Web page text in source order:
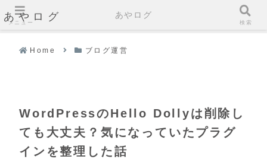
あやログ
Home ブログ運営
WordPressのHello Dollyは削除し
ても大丈夫？気になっていたプラグ
インを整理した話
メニュー
あやログ
検索